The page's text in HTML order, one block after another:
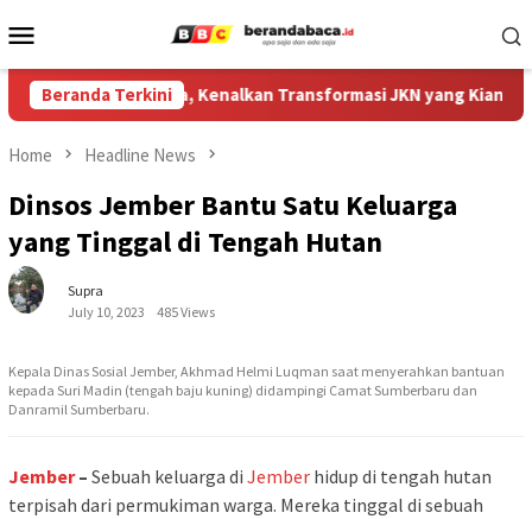
to
Menu
Beranda Terkini
Gandeng Media, Kenalkan Transformasi JKN yang Kian Mudah
Home Headline News
Dinsos Jember Bantu Satu Keluarga
yang Tinggal di Tengah Hutan
Supra
July 10, 2023
485 Views
Kepala Dinas Sosial Jember, Akhmad Helmi Luqman saat menyerahkan bantuan
kepada Suri Madin (tengah baju kuning) didampingi Camat Sumberbaru dan
Danramil Sumberbaru.
Jember– Sebuah keluarga di Jember hidup di tengah hutan
terpisah dari permukiman warga. Mereka tinggal di sebuah